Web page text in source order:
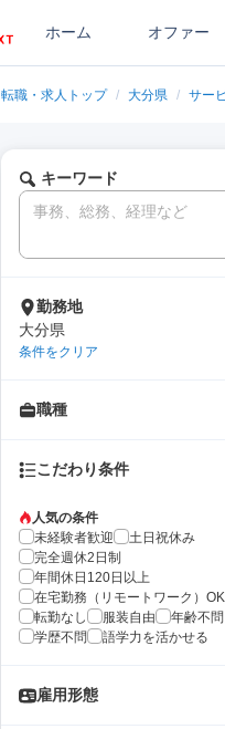
ホーム オファー
転職・求人トップ / 大分県 / サー
キーワード
勤務地
大分県
条件をクリア
職種
こだわり条件
人気の条件
未経験者歓迎
土日祝休み
完全週休2日制
年間休日120日以上
在宅勤務（リモートワーク）OK
転勤なし
服装自由
年齢不問
学歴不問
語学力を活かせる
雇用形態